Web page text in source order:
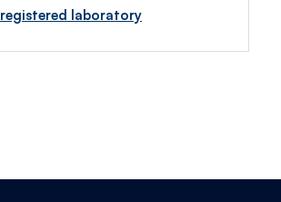
registered laboratory